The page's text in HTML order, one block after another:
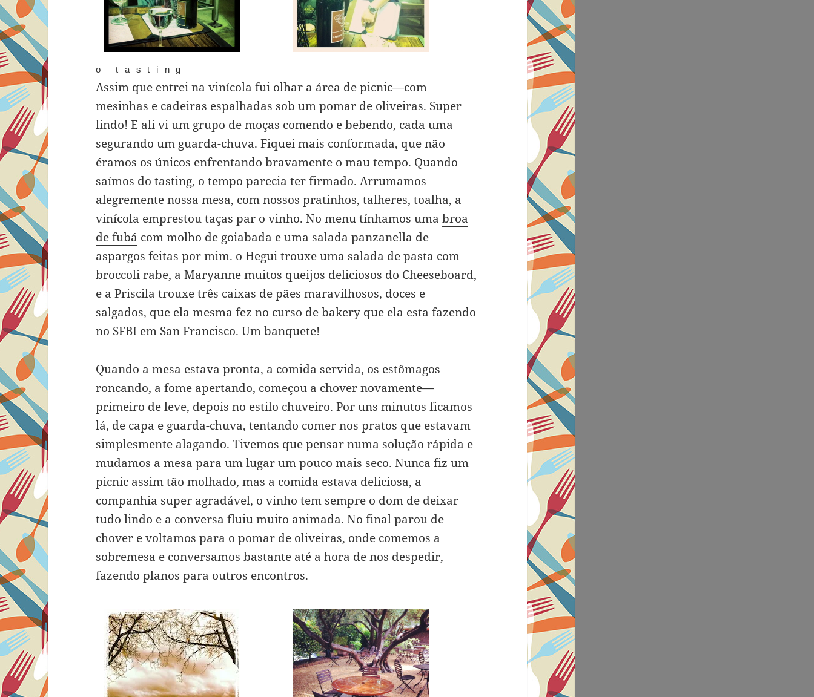
o tasting
Assim que entrei na vinícola fui olhar a área de picnic—com
mesinhas e cadeiras espalhadas sob um pomar de oliveiras. Super
lindo! E ali vi um grupo de moças comendo e bebendo, cada uma
segurando um guarda-chuva. Fiquei mais conformada, que não
éramos os únicos enfrentando bravamente o mau tempo. Quando
saímos do tasting, o tempo parecia ter firmado. Arrumamos
alegremente nossa mesa, com nossos pratinhos, talheres, toalha, a
vinícola emprestou taças par o vinho. No menu tínhamos umabroa
de fubá com molho de goiabada e uma salada panzanella de
aspargos feitas por mim. o Hegui trouxe uma salada de pasta com
broccoli rabe, a Maryanne muitos queijos deliciosos do Cheeseboard,
e a Priscila trouxe três caixas de pães maravilhosos, doces e
salgados, que ela mesma fez no curso de bakery que ela esta fazendo
no SFBI em San Francisco. Um banquete!
Quando a mesa estava pronta, a comida servida, os estômagos
roncando, a fome apertando, começou a chover novamente—
primeiro de leve, depois no estilo chuveiro. Por uns minutos ficamos
lá, de capa e guarda-chuva, tentando comer nos pratos que estavam
simplesmente alagando. Tivemos que pensar numa solução rápida e
mudamos a mesa para um lugar um pouco mais seco. Nunca fiz um
picnic assim tão molhado, mas a comida estava deliciosa, a
companhia super agradável, o vinho tem sempre o dom de deixar
tudo lindo e a conversa fluiu muito animada. No final parou de
chover e voltamos para o pomar de oliveiras, onde comemos a
sobremesa e conversamos bastante até a hora de nos despedir,
fazendo planos para outros encontros.